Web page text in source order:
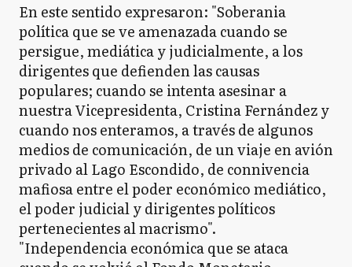
En este sentido expresaron: "Soberania
política que se ve amenazada cuando se
persigue, mediática y judicialmente, a los
dirigentes que defienden las causas
populares; cuando se intenta asesinar a
nuestra Vicepresidenta, Cristina Fernández y
cuando nos enteramos, a través de algunos
medios de comunicación, de un viaje en avión
privado al Lago Escondido, de connivencia
mafiosa entre el poder económico mediático,
el poder judicial y dirigentes políticos
pertenecientes al macrismo".
"Independencia económica que se ataca